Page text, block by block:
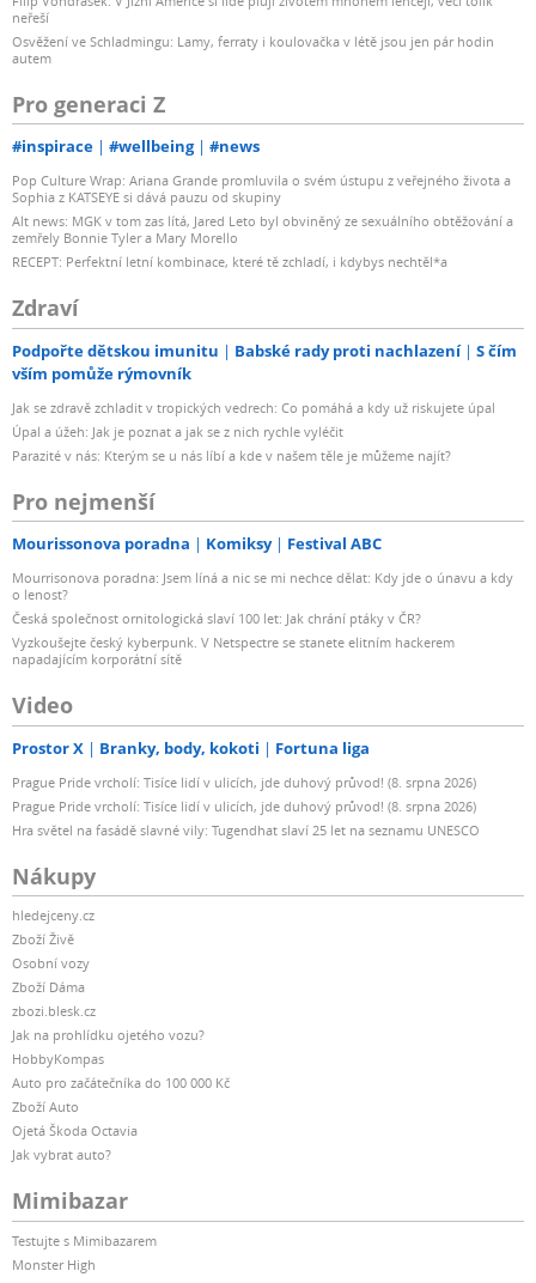
neřeší
Osvěžení ve Schladmingu: Lamy, ferraty i koulovačka v létě jsou jen pár hodin
autem
Pro generaci Z
#inspirace #wellbeing #news
Pop Culture Wrap: Ariana Grande promluvila o svém ústupu z veřejného života a
Sophia z KATSEYE si dává pauzu od skupiny
Alt news: MGK v tom zas lítá, Jared Leto byl obviněný ze sexuálního obtěžování a
zemřely Bonnie Tyler a Mary Morello
RECEPT: Perfektní letní kombinace, které tě zchladí, i kdybys nechtěl*a
Zdraví
Podpořte dětskou imunitu Babské rady proti nachlazení
S čím
vším pomůže rýmovník
Jak se zdravě zchladit v tropických vedrech: Co pomáhá a kdy už riskujete úpal
Úpal a úžeh: Jak je poznat a jak se z nich rychle vyléčit
Parazité v nás: Kterým se u nás líbí a kde v našem těle je můžeme najít?
Pro nejmenší
Mourissonova poradna Komiksy Festival ABC
Mourrisonova poradna: Jsem líná a nic se mi nechce dělat: Kdy jde o únavu a kdy
o lenost?
Česká společnost ornitologická slaví 100 let: Jak chrání ptáky v ČR?
Vyzkoušejte český kyberpunk. V Netspectre se stanete elitním hackerem
napadajícím korporátní sítě
Video
Prostor X Branky, body, kokoti Fortuna liga
Prague Pride vrcholí: Tisíce lidí v ulicích, jde duhový průvod! (8. srpna 2026)
Prague Pride vrcholí: Tisíce lidí v ulicích, jde duhový průvod! (8. srpna 2026)
Hra světel na fasádě slavné vily: Tugendhat slaví 25 let na seznamu UNESCO
Nákupy
hledejceny.cz
Zboží Živě
Osobní vozy
Zboží Dáma
zbozi.blesk.cz
Jak na prohlídku ojetého vozu?
HobbyKompas
Auto pro začátečníka do 100 000 Kč
Zboží Auto
Ojetá Škoda Octavia
Jak vybrat auto?
Mimibazar
Testujte s Mimibazarem
Monster High